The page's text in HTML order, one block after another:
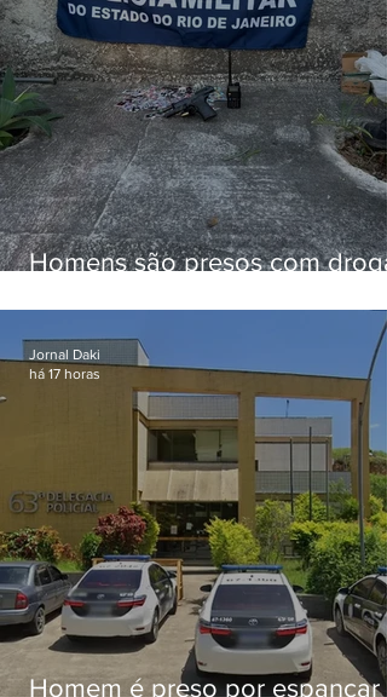
Homens são presos com
Homem é preso por espancar
Jornal Daki
há 17 horas